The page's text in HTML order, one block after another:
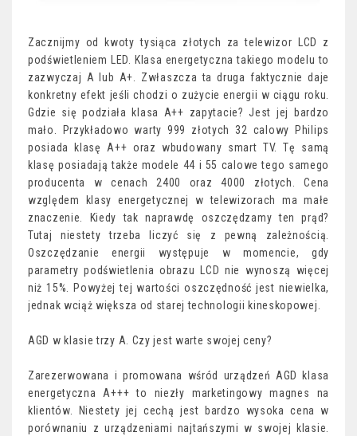
Zacznijmy od kwoty tysiąca złotych za telewizor LCD z
podświetleniem LED. Klasa energetyczna takiego modelu to
zazwyczaj A lub A+. Zwłaszcza ta druga faktycznie daje
konkretny efekt jeśli chodzi o zużycie energii w ciągu roku.
Gdzie się podziała klasa A++ zapytacie? Jest jej bardzo
mało. Przykładowo warty 999 złotych 32 calowy Philips
posiada klasę A++ oraz wbudowany smart TV. Tę samą
klasę posiadają także modele 44 i 55 calowe tego samego
producenta w cenach 2400 oraz 4000 złotych. Cena
względem klasy energetycznej w telewizorach ma małe
znaczenie. Kiedy tak naprawdę oszczędzamy ten prąd?
Tutaj niestety trzeba liczyć się z pewną zależnością.
Oszczędzanie energii występuje w momencie, gdy
parametry podświetlenia obrazu LCD nie wynoszą więcej
niż 15%. Powyżej tej wartości oszczędność jest niewielka,
jednak wciąż większa od starej technologii kineskopowej.
AGD w klasie trzy A. Czy jest warte swojej ceny?
Zarezerwowana i promowana wśród urządzeń AGD klasa
energetyczna A+++ to niezły marketingowy magnes na
klientów. Niestety jej cechą jest bardzo wysoka cena w
porównaniu z urządzeniami najtańszymi w swojej klasie.